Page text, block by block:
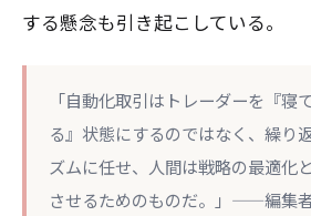
する懸念も引き起こしている。
「自動化取引はトレーダーを『寝
る』状態にするのではなく、繰り
ズムに任せ、人間は戦略の最適化
させるためのものだ。」——編集